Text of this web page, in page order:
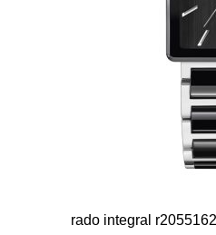
rado integral r2055162